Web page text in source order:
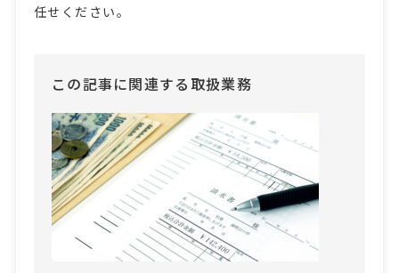
任せください。
この記事に関連する取扱業務